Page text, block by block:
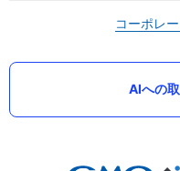
コーポレ
AIへの